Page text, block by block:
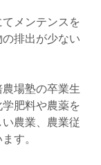
てメンテンスを
排出が少ない
農場塾の卒業生
肥料や農薬を
農業、農業従
す。